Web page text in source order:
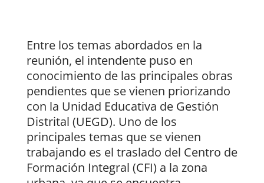
Entre los temas abordados en la
reunión, el intendente puso en
conocimiento de las principales obras
pendientes que se vienen priorizando
con la Unidad Educativa de Gestión
Distrital (UEGD). Uno de los
principales temas que se vienen
trabajando es el traslado del Centro de
Formación Integral (CFI) a la zona